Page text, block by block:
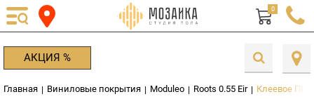
0
АКЦИЯ %
Главная | Виниловые покрытия | Moduleo | Roots 0.55 Eir | Клеевое ПВХ